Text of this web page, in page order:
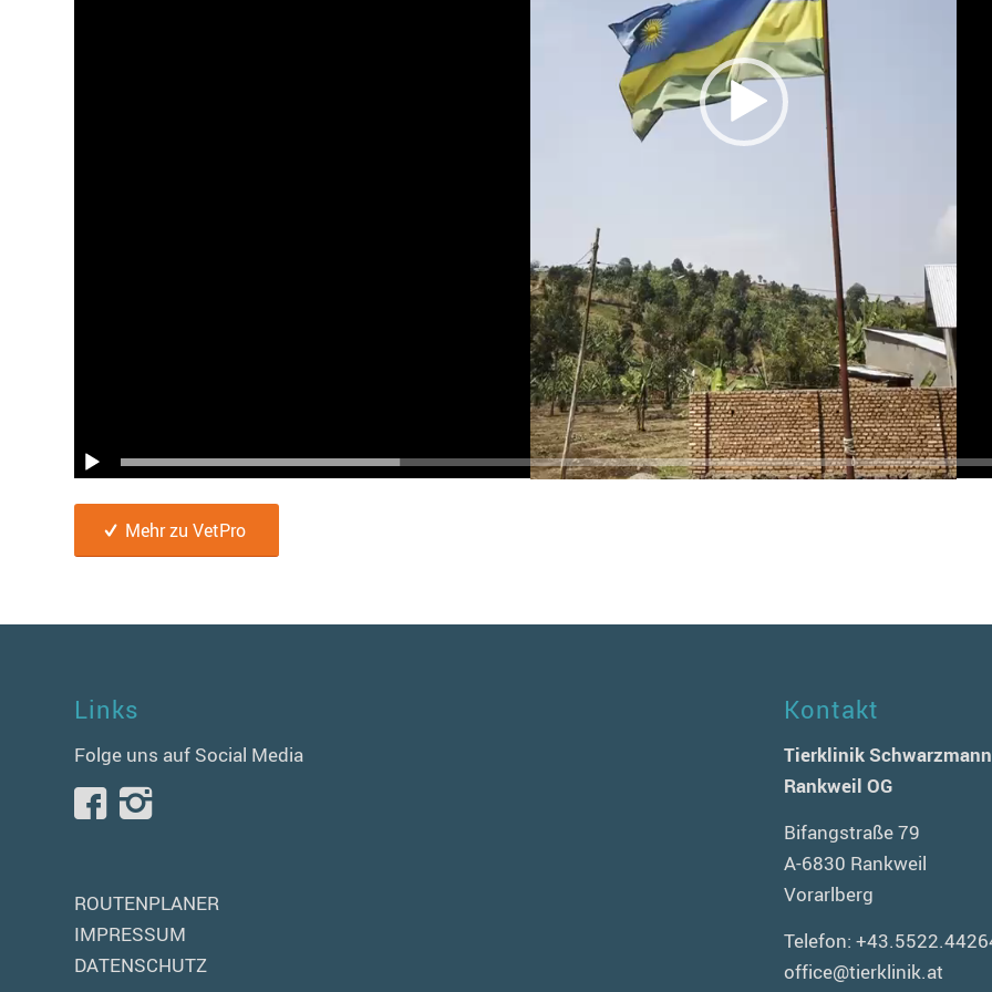
Mehr zu VetPro
Links
Folge uns auf Social Media
ROUTENPLANER
IMPRESSUM
DATENSCHUTZ
Kontakt
Tierklinik Schwarzmann
Rankweil OG
Bifangstraße 79
A-6830 Rankweil
Vorarlberg
Telefon:
office@tierklinik.at